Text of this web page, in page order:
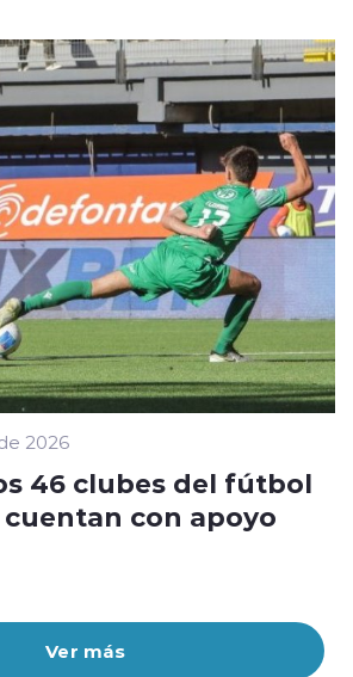
Ver más
2026
46 clubes del fútbol
con apoyo